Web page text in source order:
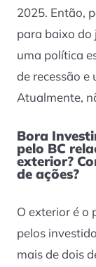
2025. Então,
para baixo do
uma política
de recessão
Atualmente,
Bora
pelo BC
exterior?
de ações?
O exterior é o
pelos
mais de dois